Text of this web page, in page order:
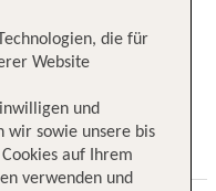
7 TUI Service
die für
Website
und
wir sowie unsere bis
auf Ihrem
verwenden und